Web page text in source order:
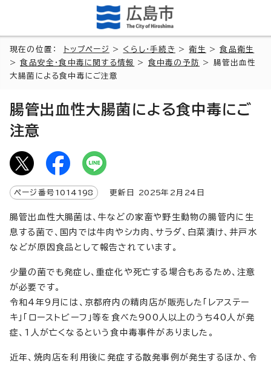
現在の位置： トップページ > くらし・手続き >衛生 >食品衛生
>食品安全・食中毒に関する情報 > 食中毒の予防
> 腸管出血性
大腸菌による食中毒にご注意
腸管出血性大腸菌による食中毒にご
注意
ページ番号 1014198 更新日 2025年2月 24 日
腸管出血性大腸菌は、牛などの家畜や野生動物の腸管内に生
息する菌で、国内では牛肉やシカ肉、サラダ、白菜漬け、井戸水
などが原因食品として報告されています。
少量の菌でも発症し、重症化や死亡する場合もあるため、注意
が必要です。
令和4年9月には、京都府内の精肉店が販売した「レアステー
キ」「ローストビーフ」等を食べた900人以上のうち40人が発
症、1人が亡くなるという食中毒事件がありました。
近年、焼肉店を利用後に発症する散発事例が発生するほか、令